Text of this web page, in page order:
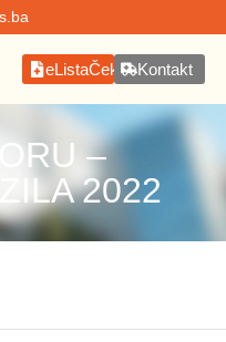
eListaČekanjaKontakt
–
2022